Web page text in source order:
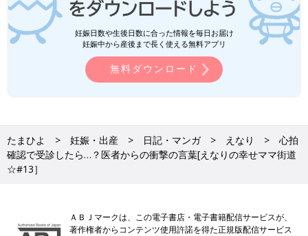
妊娠日数や生後日数に合った情報を毎日お届け
妊娠中から産後まで長く使える無料アプリ
無料ダウンロード
たまひよ 妊娠・出産 日記・マンガ えなり
心拍
確認で受診したら…？医者からの衝撃の言葉[えなりの幸せママ街道
☆#13］
ＡＢＪマークは、この電子書店・電子書籍配信サービスが、
著作権者からコンテンツ使用許諾を得た正規版配信サービス